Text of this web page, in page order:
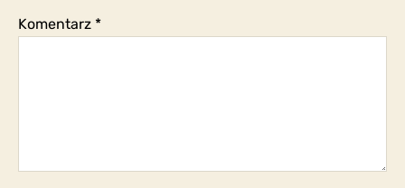
Komentarz *